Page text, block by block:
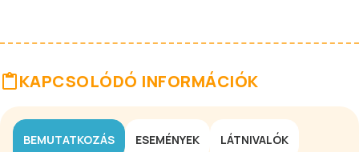
KAPCSOLÓDÓ INFORMÁCIÓK
BEMUTATKOZÁS ESEMÉNYEK LÁTNIVALÓK